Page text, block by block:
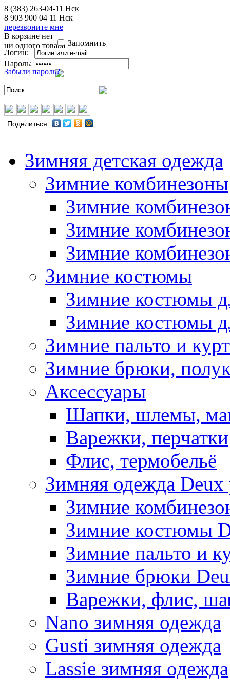
8 (383) 263-04-11 Нск
8 903 900 04 11 Нск
перезвоните мне
В корзине нет
ни одного товара Запомнить
Логин:
Пароль:
Забыли пароль?
Поделиться
Зимняя детская одежда
Зимние комбинезоны
Зимние
Зимние
Зимние
Зимние костюмы
Зимние костюмы
Зимние костюмы
Зимние пальто и
Зимние брюки,
Аксессуары
Шапки, шлемы,
Варежки, перчатки
Флис, термобельё
Зимняя одежда Deux
Зимние
Зимние костюмы
Зимние пальто и
Зимние брюки
Варежки, флис,
Nano зимняя одежда
Gusti зимняя одежда
Lassie зимняя одежда